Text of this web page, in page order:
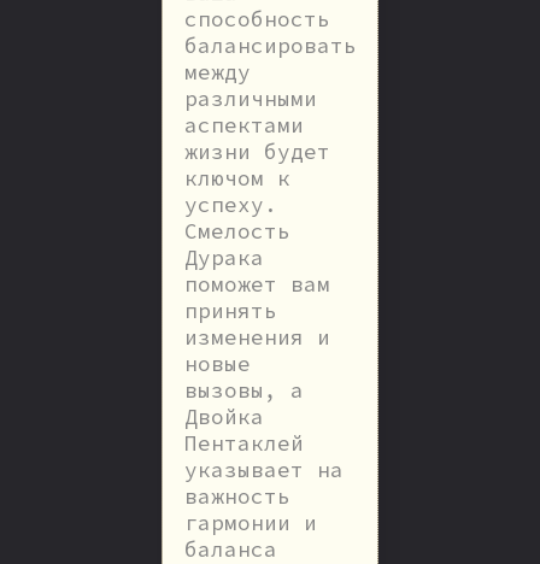
способность
балансировать
между
различными
аспектами
жизни будет
ключом к
успеху.
Смелость
Дурака
поможет вам
принять
изменения и
новые
вызовы, а
Двойка
Пентаклей
указывает на
важность
гармонии и
баланса